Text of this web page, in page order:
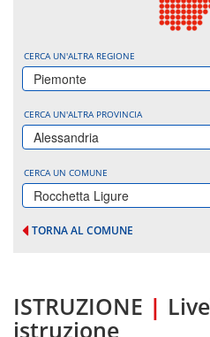
CERCA UN'ALTRA REGIONE
Piemonte
CERCA UN'ALTRA PROVINCIA
Alessandria
CERCA UN COMUNE
Rocchetta Ligure
TORNA AL COMUNE
ISTRUZIONE |
istruzione